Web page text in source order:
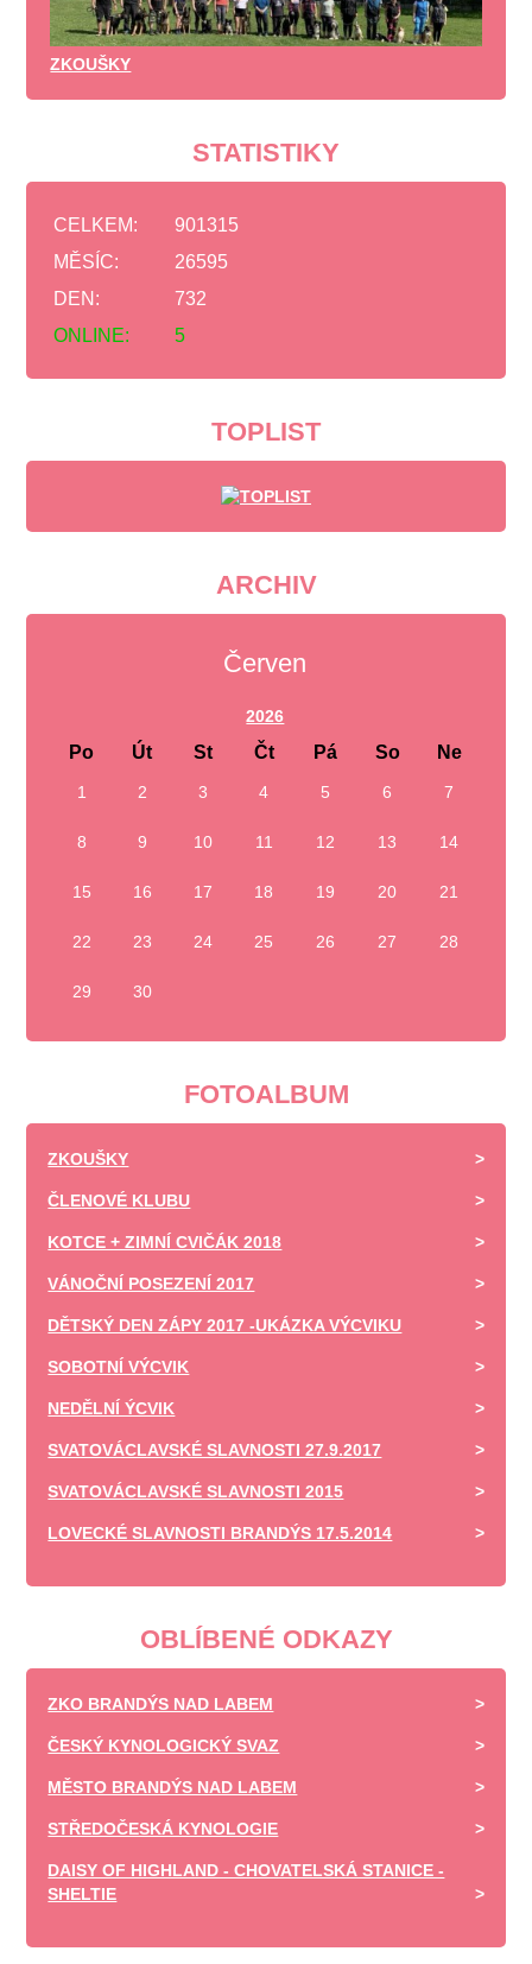
ZKOUŠKY
STATISTIKY
ONLINE: 5
CELKEM:
901315
MĚSÍC:
26595
DEN:
732
TOPLIST
ARCHIV
Červen
2026
Po Út St Čt Pá So Ne
1 2 3 4 5 6 7
8 9 10 11 12 13 14
15 16 17 18 19 20 21
22 23 24 25 26 27 28
29 30
FOTOALBUM
ZKOUŠKY
ČLENOVÉ KLUBU
KOTCE + ZIMNÍ CVIČÁK 2018
VÁNOČNÍ POSEZENÍ 2017
DĚTSKÝ DEN ZÁPY 2017 -UKÁZKA VÝCVIKU
SOBOTNÍ VÝCVIK
NEDĚLNÍ ÝCVIK
SVATOVÁCLAVSKÉ SLAVNOSTI 27.9.2017
SVATOVÁCLAVSKÉ SLAVNOSTI 2015
LOVECKÉ SLAVNOSTI BRANDÝS 17.5.2014
OBLÍBENÉ ODKAZY
ZKO BRANDÝS NAD LABEM
ČESKÝ KYNOLOGICKÝ SVAZ
MĚSTO BRANDÝS NAD LABEM
STŘEDOČESKÁ KYNOLOGIE
DAISY OF HIGHLAND - CHOVATELSKÁ STANICE -
SHELTIE